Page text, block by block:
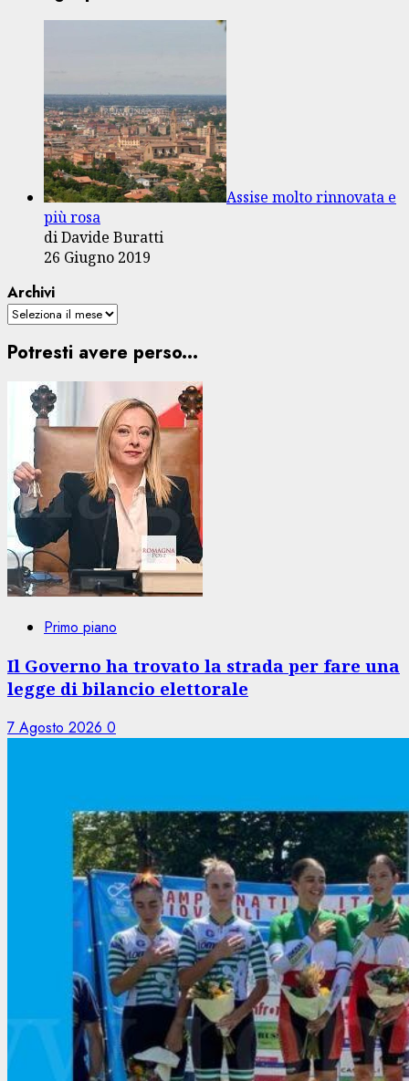
Assise molto rinnovata e
più rosa
di Davide Buratti
26 Giugno 2019
Archivi
Potresti avere perso...
Primo piano
Il Governo ha trovato la strada per fare una
legge di bilancio elettorale
7 Agosto 2026 0